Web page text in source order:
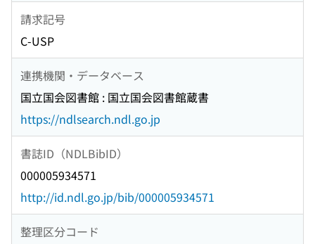
請求記号
C-USP
連携機関・データベース
国立国会図書館 : 国立国会図書館蔵書
https://ndlsearch.ndl.go.jp
書誌ID（NDLBibID）
000005934571
http://id.ndl.go.jp/bib/000005934571
整理区分コード